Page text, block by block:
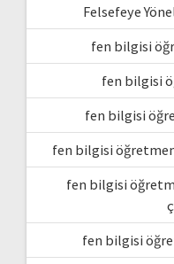
Felsefeye
fen bilgisi
fen bilgisi
fen bilgisi
fen bilgisi
fen bilgisi
fen bilgisi